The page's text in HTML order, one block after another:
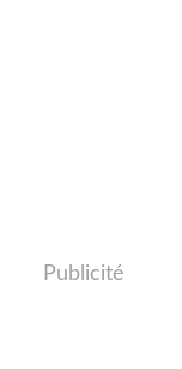
Publicité